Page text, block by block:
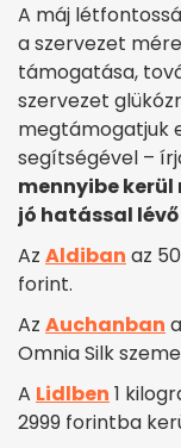
A máj
a szervezet
támogatása,
szervezet
megtámogatjuk
segítségével –
mennyibe
jó hatással
Az Aldiban az
forint.
Az Auchanban
Omnia Silk
A Lidlben 1
2999 forintba